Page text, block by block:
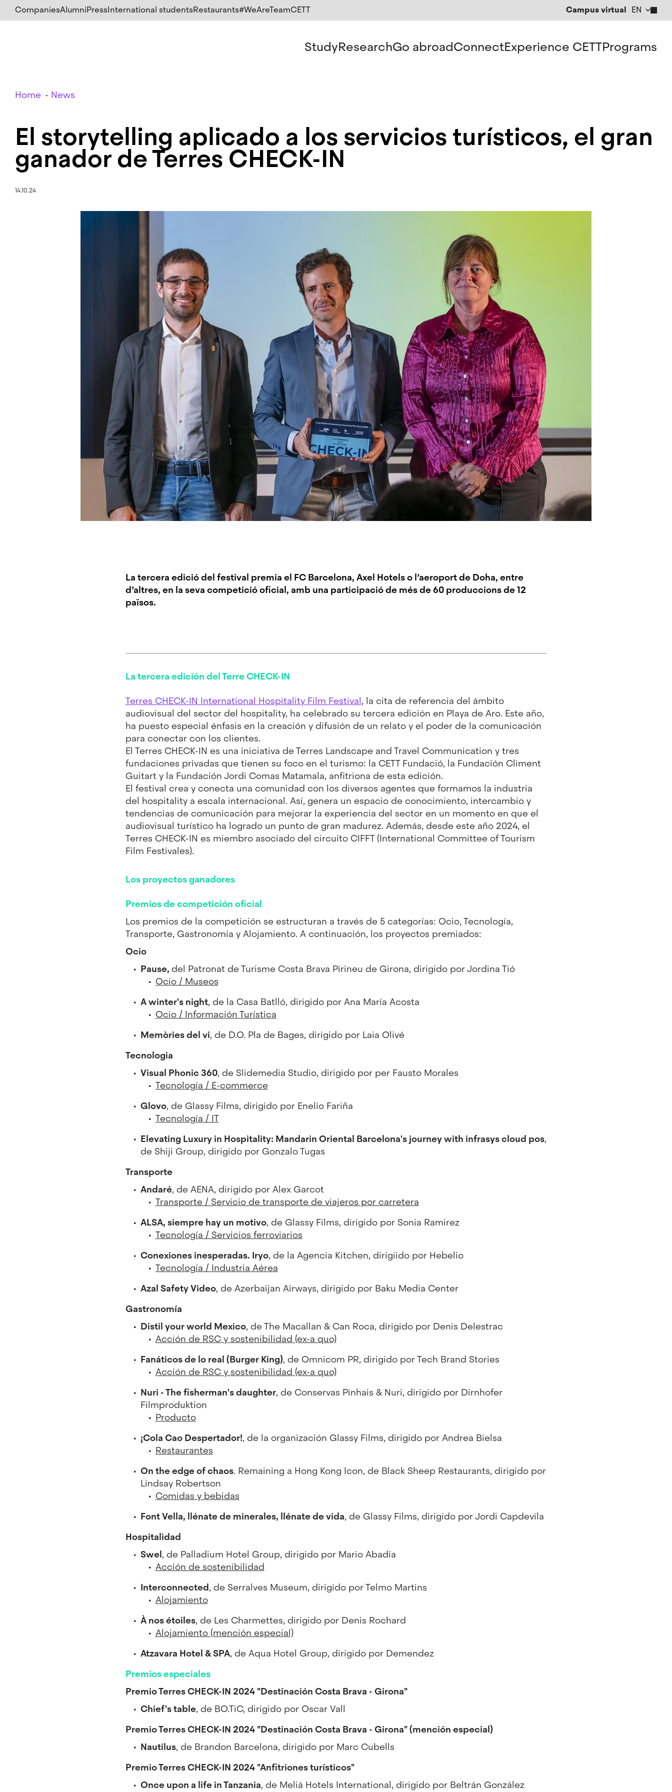
Skip
to
CompaniesAlumniPressInternational studentsRestaurants#WeAreTeamCETT Campus virtual EN
CA
StudyResearchGo abroadConnectExperience CETTPrograms
Breadcrumb
Home News
El storytelling aplicado a los servicios turísticos, el gran
ganador de Terres CHECK-IN
14.10.24
La tercera ediciódel festival premia el FC Barcelona, Axel Hotels o l’aeroport de Doha, entre
d’altres, en la seva competició oficial, amb una participació de més de 60 produccions de 12
països.
La tercera edición del Terre CHECK-IN
Terres CHECK-IN International Hospitality Film Festival, la cita de referencia del ámbito
audiovisual del sector del hospitality, ha celebrado su tercera edición en Playa de Aro. Este año,
ha puesto especial énfasis en la creación y difusión de un relato y el poder de la comunicación
para conectar con los clientes.
El Terres CHECK-IN es una iniciativa de Terres Landscape and Travel Communication y tres
fundaciones privadas que tienen su foco en el turismo: la CETT Fundació, la Fundación Climent
Guitart y la Fundación Jordi Comas Matamala, anfitriona de esta edición.
El festival crea y conecta una comunidad con los diversos agentes que formamos la industria
del hospitality a escala internacional. Así, genera un espacio de conocimiento, intercambio y
tendencias de comunicación para mejorar la experiencia del sector en un momento en que el
audiovisual turístico ha logrado un punto de gran madurez. Además, desde este año 2024, el
Terres CHECK-IN es miembro asociado del circuito CIFFT (International Committee of Tourism
Film Festivales).
Los proyectos ganadores
Premios de competición oficial
Los premios de la competición se estructuran a través de 5 categorías: Ocio, Tecnología,
Transporte, Gastronomía y Alojamiento. A continuación, los proyectos premiados:
Ocio
Pause, del Patronat de Turisme Costa Brava Pirineu de Girona, dirigido por Jordina Tió
Ocio / Museos
A winter's night, de la Casa Batlló, dirigido por Ana María Acosta
Ocio / Información Turística
Memòries del vi, de D.O. Pla de Bages, dirigido por Laia Olivé
Tecnologia
Visual Phonic 360, de Slidemedia Studio, dirigido por per Fausto Morales
Tecnología / E-commerce
Glovo, de Glassy Films, dirigido por Enelio Fariña
Tecnología / IT
Elevating Luxury in Hospitality: Mandarin Oriental Barcelona's journey with infrasys cloud pos,
de Shiji Group, dirigido por Gonzalo Tugas
Transporte
Andaré, de AENA, dirigido por Alex Garcot
Transporte / Servicio de transporte de viajeros por carretera
ALSA, siempre hay un motivo, de Glassy Films, dirigido por Sonia Ramirez
Tecnología / Servicios ferroviarios
Conexiones inesperadas. Iryo, de la Agencia Kitchen, dirigiido por Hebelio
Tecnología / Industria Aérea
Azal Safety Video, de Azerbaijan Airways, dirigido por Baku Media Center
Gastronomía
Distil your world Mexico, de The Macallan & Can Roca, dirigido por Denis Delestrac
Acción de RSC y sostenibilidad (ex-a quo)
Fanáticos de lo real (Burger King), de Omnicom PR, dirigido por Tech Brand Stories
Acción de RSC y sostenibilidad (ex-a quo)
Nuri - The fisherman's daughter, de Conservas Pinhais & Nuri, dirigido por Dirnhofer
Filmproduktion
Producto
¡Cola Cao Despertador!, de la organización Glassy Films, dirigido por Andrea Bielsa
Restaurantes
On the edge of chaos. Remaining a Hong Kong Icon, de Black Sheep Restaurants, dirigido por
Lindsay Robertson
Comidas y bebidas
Font Vella, llénate de minerales, llénate de vida, de Glassy Films, dirigido por Jordi Capdevila
Hospitalidad
Swel, de Palladium Hotel Group, dirigido por Mario Abadía
Acción de sostenibilidad
Interconnected, de Serralves Museum, dirigido por Telmo Martins
Alojamiento
À nos étoiles, de Les Charmettes, dirigido por Denis Rochard
Alojamiento (mención especial)
Atzavara Hotel & SPA, de Aqua Hotel Group, dirigido por Demendez
Premios especiales
Premio Terres CHECK-IN 2024 "Destinación Costa Brava - Girona"
Chief's table, de BO.TiC, dirigido por Oscar Vall
Premio Terres CHECK-IN 2024 "Destinación Costa Brava - Girona" (mención especial)
Nautilus, de Brandon Barcelona, dirigido por Marc Cubells
Premio Terres CHECK-IN 2024 "Anfitriones turísticos"
Once upon a life in Tanzania, de Meliá Hotels International, dirigido por Beltrán González